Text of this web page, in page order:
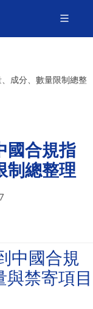
成分、數量限制總整
國合規指
制總整理
中國合規
禁寄項目